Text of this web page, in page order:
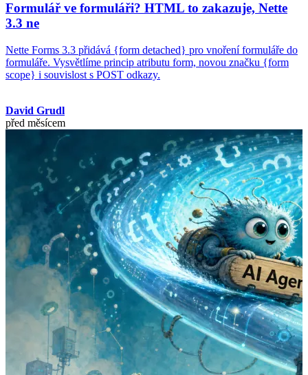
Formulář ve formuláři? HTML to zakazuje, Nette
3.3 ne
Nette Forms 3.3 přidává {form detached} pro vnoření formuláře do
formuláře. Vysvětlíme princip atributu form, novou značku {form
scope} i souvislost s POST odkazy.
David Grudl
před měsícem